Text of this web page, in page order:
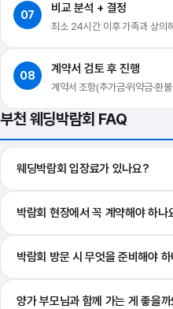
07 비교 분석 + 결정
최소 24시간 이후 가족과 상의
08 계약서 검토 후 진행
계약서 조항(추가금·위약금·환
부천 웨딩박람회 FAQ
웨딩박람회 입장료가 있나요?
박람회 현장에서 꼭 계약해야 하나
박람회 방문 시 무엇을 준비해야
양가 부모님과 함께 가는 게 좋을